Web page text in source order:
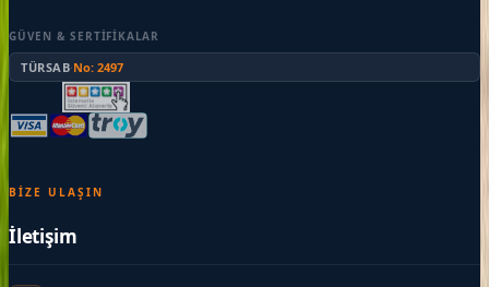
GÜVEN & SERTIFIKALAR
TÜRSAB·No: 2497
BIZE ULAŞIN
İletişim